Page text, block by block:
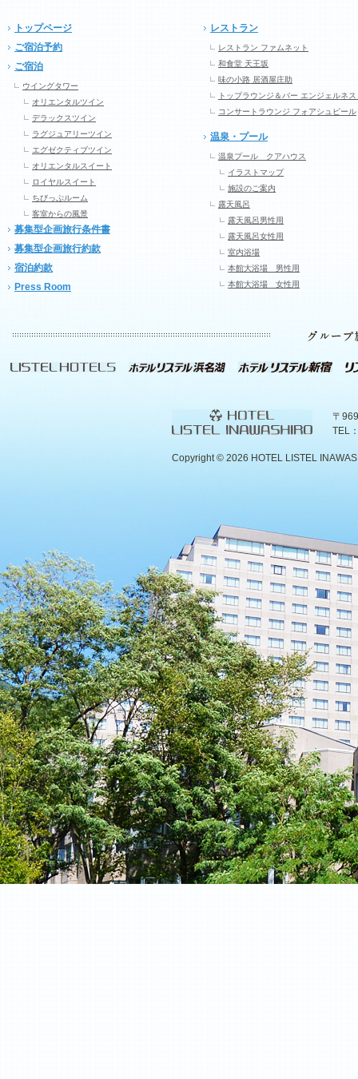
トップページ
ご宿泊予約
ご宿泊
ウイングタワー
オリエンタルツイン
デラックスツイン
ラグジュアリーツイン
エグゼクティブツイン
オリエンタルスイート
ロイヤルスイート
ちびっぷルーム
客室からの風景
募集型企画旅行条件書
募集型企画旅行約款
宿泊約款
Press Room
レストラン
レストラン ファムネット
和食堂 天王坂
味の小路 居酒屋庄助
トップラウンジ＆バー エンジェルネス
コンサートラウンジ フォアシュピール
温泉・プール
温泉プール クアハウス
イラストマップ
施設のご案内
露天風呂
露天風呂男性用
露天風呂女性用
室内浴場
本館大浴場 男性用
本館大浴場 女性用
〒
TEL
Copyright © 2026 HOTEL LISTEL